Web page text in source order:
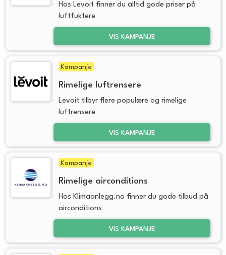
Hos Levoit finner du alltid gode priser på
luftfuktere
VIS KAMPANJE
Kampanje
Rimelige luftrensere
Levoit tilbyr flere populære og rimelige
luftrensere
VIS KAMPANJE
Kampanje
Rimelige airconditions
Hos Klimaanlegg.no finner du gode tilbud på
airconditions
VIS KAMPANJE